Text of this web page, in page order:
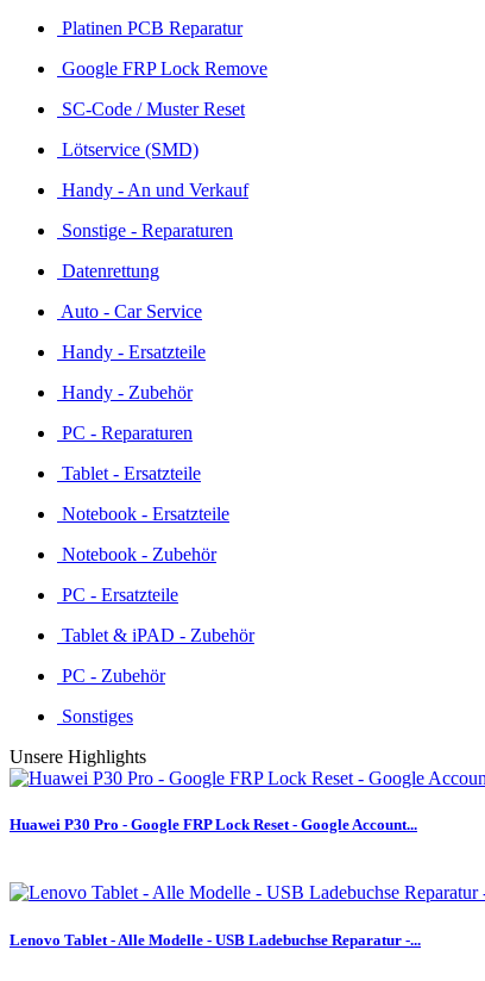
Platinen PCB Reparatur
Google FRP Lock Remove
SC-Code / Muster Reset
Lötservice (SMD)
Handy - An und Verkauf
Sonstige - Reparaturen
Datenrettung
Auto - Car Service
Handy - Ersatzteile
Handy - Zubehör
PC - Reparaturen
Tablet - Ersatzteile
Notebook - Ersatzteile
Notebook - Zubehör
PC - Ersatzteile
Tablet & iPAD - Zubehör
PC - Zubehör
Sonstiges
Unsere Highlights
Huawei P30 Pro - Google FRP Lock Reset - Google Account...
Lenovo Tablet - Alle Modelle - USB Ladebuchse Reparatur -...